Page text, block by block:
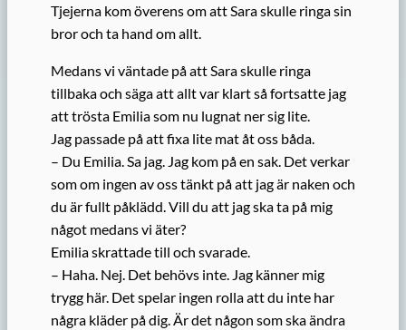
Tjejerna kom överens om att Sara skulle ringa sin
bror och ta hand om allt.
Medans vi väntade på att Sara skulle ringa
tillbaka och säga att allt var klart så fortsatte jag
att trösta Emilia som nu lugnat ner sig lite.
Jag passade på att fixa lite mat åt oss båda.
– Du Emilia. Sa jag. Jag kom på en sak. Det verkar
som om ingen av oss tänkt på att jag är naken och
du är fullt påklädd. Vill du att jag ska ta på mig
något medans vi äter?
Emilia skrattade till och svarade.
– Haha. Nej. Det behövs inte. Jag känner mig
trygg här. Det spelar ingen rolla att du inte har
några kläder på dig. Är det någon som ska ändra